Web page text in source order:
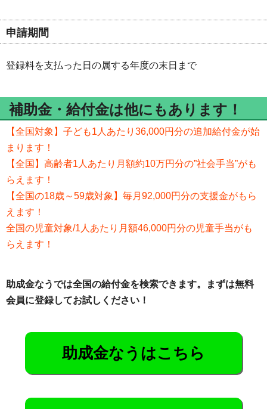
申請期間
登録料を支払った日の属する年度の末日まで
補助金・給付金は他にもあります！
【全国対象】子ども1人あたり36,000円分の追加給付金が始
まります！
【全国】高齢者1人あたり月額約10万円分の”社会手当”がも
らえます！
【全国の18歳～59歳対象】毎月92,000円分の支援金がもら
えます！
全国の児童対象/1人あたり月額46,000円分の児童手当がも
らえます！
助成金なうでは全国の給付金を検索できます。まずは無料
会員に登録してお試しください！
助成金なうはこちら